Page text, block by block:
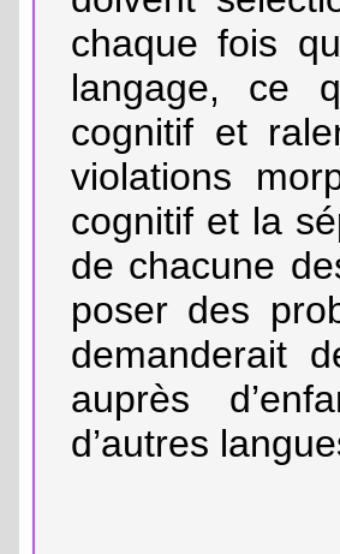
chaque fois
langage, ce
cognitif et
violations
cognitif et la
de chacune
poser des
demanderait
auprès
d’autres